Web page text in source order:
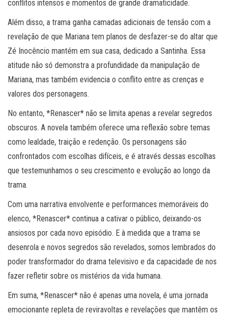
conflitos intensos e momentos de grande dramaticidade.
Além disso, a trama ganha camadas adicionais de tensão com a
revelação de que Mariana tem planos de desfazer-se do altar que
Zé Inocêncio mantém em sua casa, dedicado a Santinha. Essa
atitude não só demonstra a profundidade da manipulação de
Mariana, mas também evidencia o conflito entre as crenças e
valores dos personagens.
No entanto, *Renascer* não se limita apenas a revelar segredos
obscuros. A novela também oferece uma reflexão sobre temas
como lealdade, traição e redenção. Os personagens são
confrontados com escolhas difíceis, e é através dessas escolhas
que testemunhamos o seu crescimento e evolução ao longo da
trama.
Com uma narrativa envolvente e performances memoráveis do
elenco, *Renascer* continua a cativar o público, deixando-os
ansiosos por cada novo episódio. E à medida que a trama se
desenrola e novos segredos são revelados, somos lembrados do
poder transformador do drama televisivo e da capacidade de nos
fazer refletir sobre os mistérios da vida humana.
Em suma, *Renascer* não é apenas uma novela, é uma jornada
emocionante repleta de reviravoltas e revelações que mantêm os